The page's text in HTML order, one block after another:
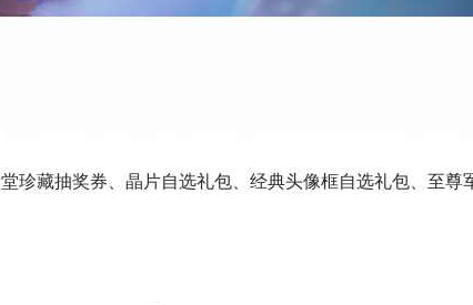
藏抽奖券、晶片自选礼包、经典头像框自选礼包、至尊